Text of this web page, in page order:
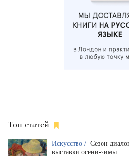
Топ статей
Искусство / Сезон
выставки осени-зимы